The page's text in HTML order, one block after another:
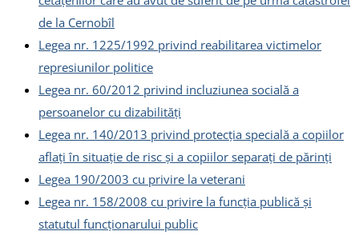
de la Cernobîl
Legea nr. 1225/1992 privind reabilitarea victimelor
represiunilor politice
Legea nr. 60/2012 privind incluziunea socială a
persoanelor cu dizabilități
Legea nr. 140/2013 privind protecţia specială a copiilor
aflaţi în situaţie de risc şi a copiilor separaţi de părinţi
Legea 190/2003 cu privire la veterani
Legea nr. 158/2008 cu privire la funcția publică și
statutul funcționarului public